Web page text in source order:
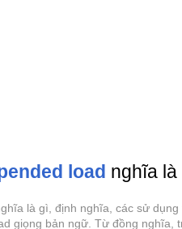
load nghĩa là
là gì, định nghĩa, các sử
giọng bản ngữ. Từ đồng nghĩa,